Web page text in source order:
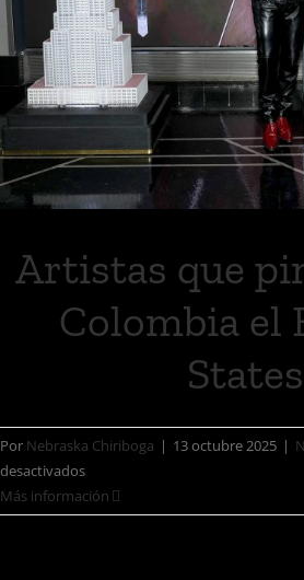
Artistas que
Colombia el
States
Por Nebraska Chiriboga | 13 octubre 2025 |
desactivados
Más información